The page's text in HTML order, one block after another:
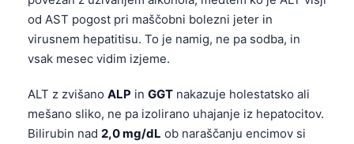
od AST pogost pri maščobni bolezni jeter in
virusnem hepatitisu. To je namig, ne pa sodba, in
vsak mesec vidim izjeme.
ALT z zvišano ALP in GGT nakazuje holestatsko ali
mešano sliko, ne pa izolirano uhajanje iz hepatocitov.
Bilirubin nad 2,0 mg/dL ob naraščanju encimov si
كوردی‎
සිංහල
অসমীয়া